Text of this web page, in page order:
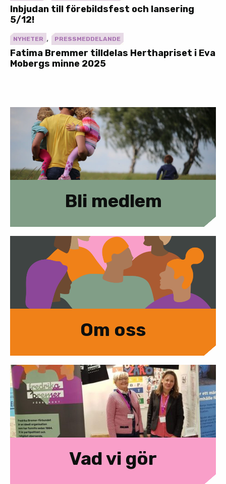
Inbjudan till förebildsfest och lansering
5/12!
NYHETER , PRESSMEDDELANDE
Fatima Bremmer tilldelas Herthapriset i Eva
Mobergs minne 2025
Bli medlem
Om oss
Vad vi gör